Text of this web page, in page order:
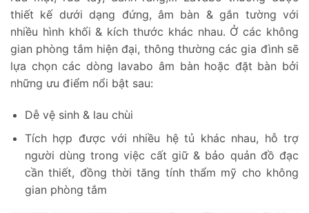
thiết kế dưới dạng đứng, âm bàn & gắn tường với
nhiều hình khối & kích thước khác nhau. Ở các không
gian phòng tắm hiện đại, thông thường các gia đình sẽ
lựa chọn các dòng lavabo âm bàn hoặc đặt bàn bởi
những ưu điểm nổi bật sau:
Dễ vệ sinh & lau chùi
Tích hợp được với nhiều hệ tủ khác nhau, hỗ trợ
người dùng trong việc cất giữ & bảo quản đồ đạc
cần thiết, đồng thời tăng tính thẩm mỹ cho không
gian phòng tắm